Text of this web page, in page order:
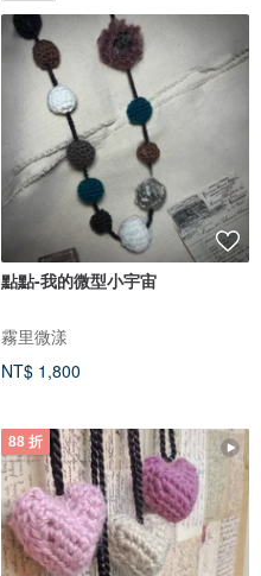
點點-我的微型小宇宙
霧里微漾
NT$ 1,800
88 折